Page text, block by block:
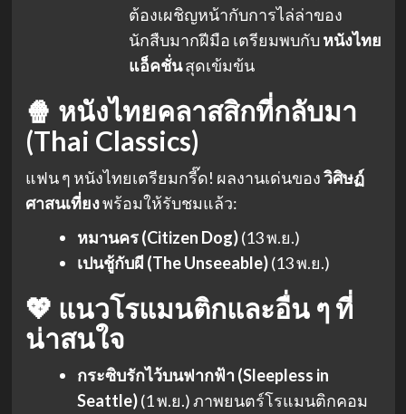
ต้องเผชิญหน้ากับการไล่ล่าของ
นักสืบมากฝีมือ เตรียมพบกับหนังไทย
แอ็คชั่นสุดเข้มข้น
🍿 หนังไทยคลาสสิกที่กลับมา
(Thai Classics)
แฟน ๆ หนังไทยเตรียมกรี๊ด! ผลงานเด่นของวิศิษฏ์
ศาสนเที่ยงพร้อมให้รับชมแล้ว:
หมานคร (Citizen Dog)(13 พ.ย.)
เปนชู้กับผี (The Unseeable)(13 พ.ย.)
💖 แนวโรแมนติกและอื่น ๆ ที่
น่าสนใจ
กระซิบรักไว้บนฟากฟ้า (Sleepless in
Seattle)(1 พ.ย.) ภาพยนตร์โรแมนติกคอม